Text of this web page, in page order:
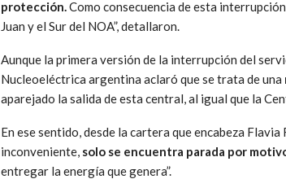
protección.Como consecuencia de esta
Juan y el Sur del NOA”, detallaron.
Aunque la primera versión de la interrupción del
Nucleoeléctrica argentina aclaró que se trata de una
aparejado la salida de esta central, al igual que la
En ese sentido, desde la cartera que encabeza
inconveniente, solo se encuentra parada por
entregar la energía que genera”.